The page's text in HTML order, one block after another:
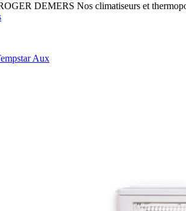
DEMERS Nos climatiseurs et
Aux